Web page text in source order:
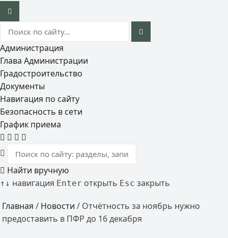
Администрация
Глава Администрации
Градостроительство
Документы
Навигация по сайту
Безопасность в сети
График приема
Найти вручную
↑ ↓ навигация Enter открыть Esc закрыть
Главная / Новости / Отчётность за ноябрь нужно
предоставить в ПФР до 16 декабря